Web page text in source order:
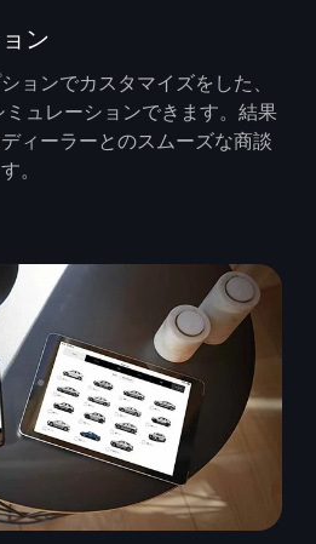
ン
ョンでカスタマイズをした、
ュレーションできます。結果
ィーラーとのスムーズな商談
。